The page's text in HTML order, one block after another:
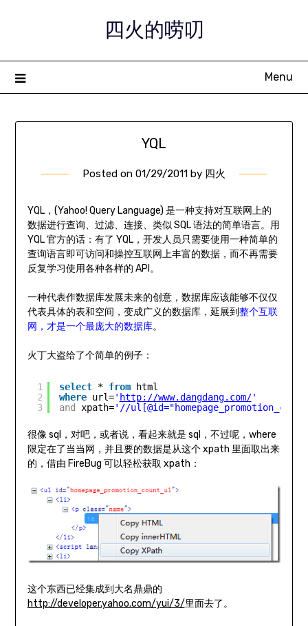
四火的唠叨
Menu
YQL
Posted on 01/29/2011 by 四火
YQL，(Yahoo! Query Language) 是一种支持对互联网上的
数据进行查询、过滤、连接、类似 SQL 语法的简单语言。用
YQL 官方的话：有了 YQL，开发人员只需要使用一种简单的
查询语言即可访问和操控互联网上丰富的数据，而不再需要
反复学习使用各种各样的 API。
一种代表作数据库发展未来的创意，数据库应该能够不仅仅
代表具体的表和空间，变成广义的数据库，延展到整个互联
网，才是一个最庞大的数据库。
火丁大盗给了个简单的例子：
1
2
3
select * from
html
where url=' http://www.dangdang.com/'
and
xpath='//
很像 sql，对吧，或者说，看起来就是 sql，不过呢，where
限定在了当当网，并且要的数据是从这个 xpath 里面取出来
的，借由 FireBug 可以轻松获取 xpath：
这个东西已经集成到大名鼎鼎的
http://developer.yahoo.com/yui/3/里面去了。